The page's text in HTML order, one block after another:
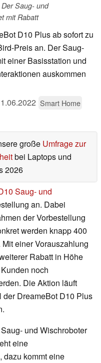
Saug- und
mit Rabatt
D10 Plus ab sofort zu
Preis an. Der Saug-
einer Basisstation und
auskommen
Smart Home
große Umfrage zur
bei Laptops und
2026
Saug- und
an. Dabei
der Vorbestellung
werden knapp 400
einer Vorauszahlung
Rabatt in Höhe
noch
Die Aktion läuft
der DreameBot D10 Plus
und Wischroboter
eine
dazu kommt eine